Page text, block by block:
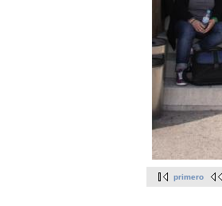
primero